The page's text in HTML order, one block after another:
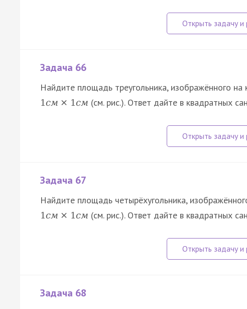
Задача 66
Найдите площадь треугольника, изображённого на
1см × 1см (см. рис.). Ответ дайте в квадратных
Задача 67
Найдите площадь четырёхугольника,
1см × 1см (см. рис.). Ответ дайте в квадратных
Задача 68